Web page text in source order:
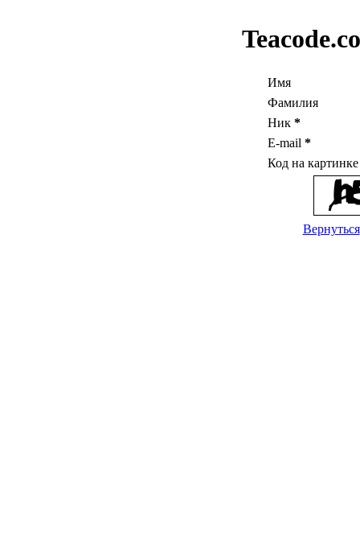
Имя
Фамилия
Ник *
E-mail *
Код на
Вернуться